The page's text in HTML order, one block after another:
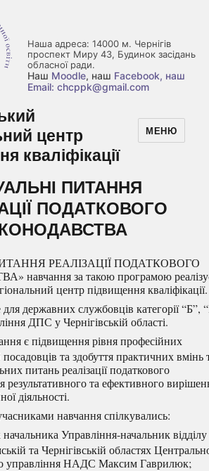
Наша адреса: 14000 м. Чернігів
проспект Миру 43, Будинок засідань
обласної ради.
Наш Moodle, наш Facebook, наш
Email: chcppk@gmail.com
центр
кваліфікації
МЕНЮ
ПИТАННЯ
ПОДАТКОВОГО
РЕАЛІЗАЦІЇ ПОДАТКОВОГО
навчання за такою програмою
центр підвищення кваліфікації.
державних службовців категорії “Б”,
ДПС у Чернігівській області.
є підвищення рівня професійних
та здобуття практичних вмінь
питань реалізації податкового
результативного та ефективного
діяльності.
навчання спілкувались:
Управління-начальник
та Чернігівській областях
управління НАДС Максим Гаврилюк;